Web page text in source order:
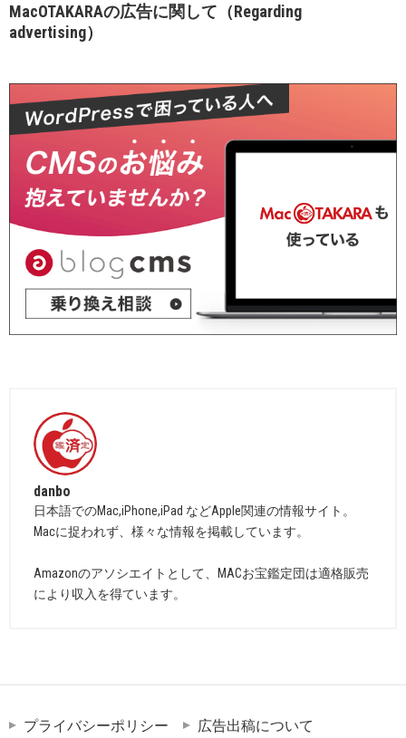
MacOTAKARAの広告に関して（Regarding
advertising）
danbo
日本語でのMac,iPhone,iPad などApple関連の情報サイト。
Macに捉われず、様々な情報を掲載しています。
Amazonのアソシエイトとして、MACお宝鑑定団は適格販売
により収入を得ています。
プライバシーポリシー 広告出稿について